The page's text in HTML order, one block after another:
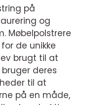
på
og
Møbelpolstrere
de unikke
brugt til at
deres
til at
på en måde,